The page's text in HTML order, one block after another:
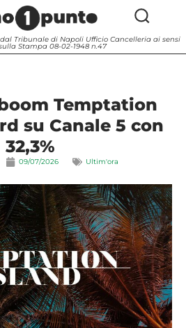
Tribunale di Napoli Ufficio Cancelleria ai sensi
Stampa 08-02-1948 n.47
Temptation
su Canale 5 con
32,3%
09/07/2026 Ultim'ora